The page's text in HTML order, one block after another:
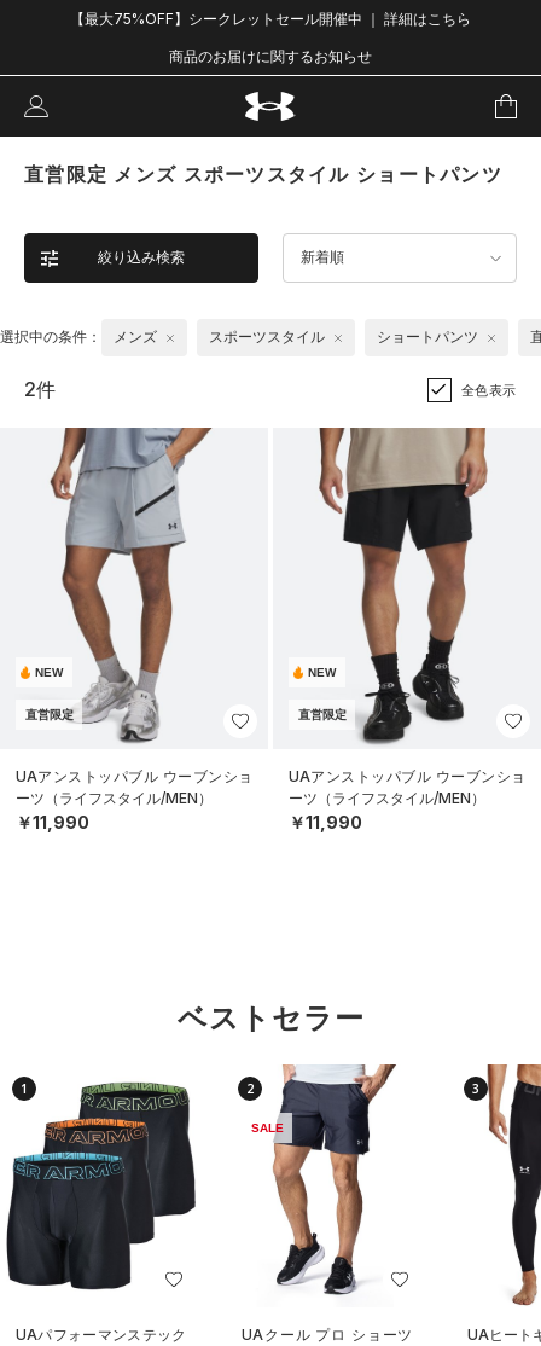
【最大75%OFF】シークレットセール開催中 ｜ 詳細はこちら
商品のお届けに関するお知らせ
直営限定 メンズ スポーツスタイル ショートパンツ
絞り込み検索 新着順
選択中の条件： メンズ スポーツスタイル ショートパンツ
2件 全色表示
NEW
直営限定
UAアンストッパブル ウーブンショ
ーツ（ライフスタイル/MEN）
￥11,990
NEW
直営限定
UAアンストッパブル ウーブンショ
ーツ（ライフスタイル/MEN）
￥11,990
ベストセラー
1
UAパフォーマンステック
2
SALE
UAクール プロ ショーツ
3
UAヒート